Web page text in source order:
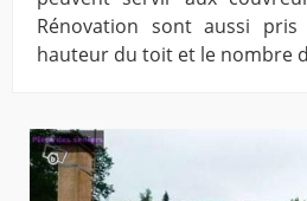
Rénovation sont aussi
hauteur du toit et le nombre